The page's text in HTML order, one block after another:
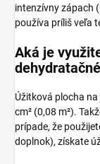
intenzívny zápach
používa príliš veľa
Aká je
Úžitková plocha
cm² (0,08 m²).
prípade, že
doplnok), získate